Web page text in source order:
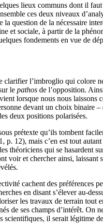
lieux communs dont il
ces deux niveaux
question de la nécessaire
et sociale, à partir de la
fondements en vue de
l’imbroglio qui colore
le pathos de l’opposition.
lorsque nous nous laissons
devant un choix binaire
deux positions polarisées.
prétexte qu’ils tombent
12), mais c’en est tout
théoriciens qui se hasardent
voir et chercher ainsi, laissant
cachent des préférences
en disant s’élever au-
les travaux de terrain tout
de ses champs d’intérêt.
il serait légitime